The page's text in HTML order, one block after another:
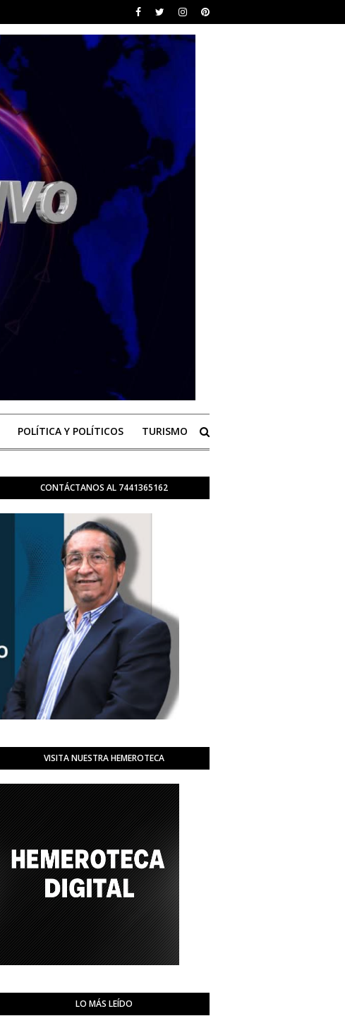
POLÍTICA Y POLÍTICOS TURISMO
CONTÁCTANOS AL 7441365162
VISITA NUESTRA HEMEROTECA
LO MÁS LEÍDO